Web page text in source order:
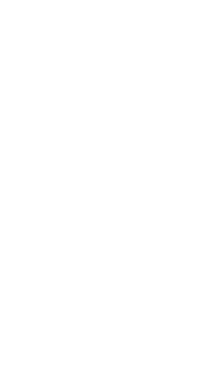
dokovací stanice
, se kterou rozšíříte